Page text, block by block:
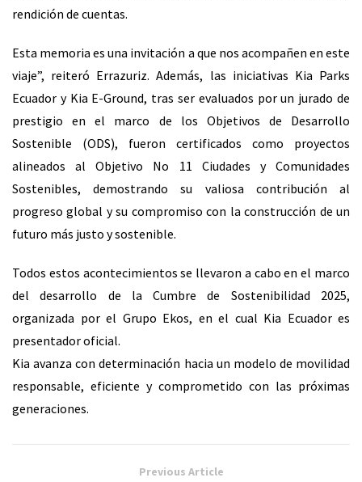
rendición de cuentas.
Esta memoria es una invitación a que nos acompañen en este
viaje”, reiteró Errazuriz. Además, las iniciativas Kia Parks
Ecuador y Kia E-Ground, tras ser evaluados por un jurado de
prestigio en el marco de los Objetivos de Desarrollo
Sostenible (ODS), fueron certificados como proyectos
alineados al Objetivo No 11 Ciudades y Comunidades
Sostenibles, demostrando su valiosa contribución al
progreso global y su compromiso con la construcción de un
futuro más justo y sostenible.
Todos estos acontecimientos se llevaron a cabo en el marco
del desarrollo de la Cumbre de Sostenibilidad 2025,
organizada por el Grupo Ekos, en el cual Kia Ecuador es
presentador oficial.
Kia avanza con determinación hacia un modelo de movilidad
responsable, eficiente y comprometido con las próximas
generaciones.
Previous Article